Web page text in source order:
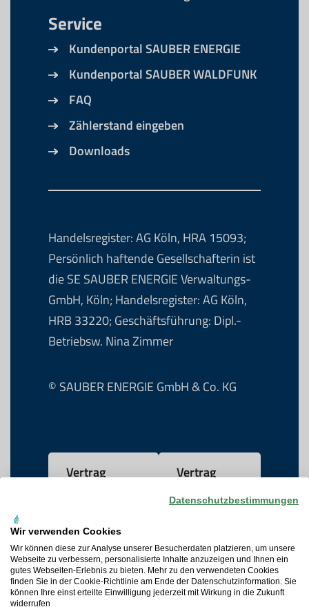
Service
Kundenportal SAUBER ENERGIE
Kundenportal SAUBER WALDFUNK
FAQ
Zählerstand eingeben
Downloads
Handelsregister: AG Köln, HRA 15093;
Persönlich haftende Gesellschafterin ist
die SE SAUBER ENERGIE Verwaltungs-
GmbH, Köln; Handelsregister: AG Köln,
HRB 33220; Geschäftsführung: Dipl.-
Betriebsw. Nina Zimmer
© SAUBER ENERGIE GmbH & Co. KG
Vertrag
Vertrag
kündigen
AGB
Datenschutz
Datenschutzbestimmungen
Wir verwenden Cookies
Wir können diese zur Analyse unserer Besucherdaten platzieren, um unsere
Webseite zu verbessern, personalisierte Inhalte anzuzeigen und Ihnen ein
gutes Webseiten-Erlebnis zu bieten. Mehr zu den verwendeten Cookies
finden Sie in der Cookie-Richtlinie am Ende der Datenschutzinformation. Sie
können Ihre einst erteilte Einwilligung jederzeit mit Wirkung in die Zukunft
widerrufen